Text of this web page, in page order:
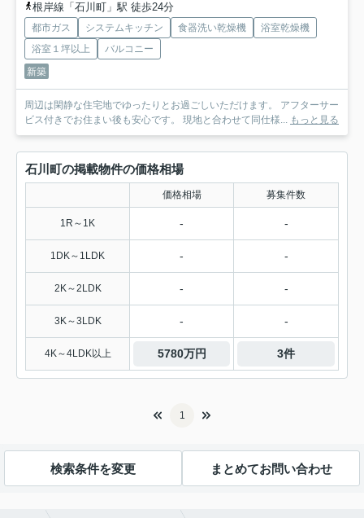
根岸線「石川町」駅 徒歩24分
都市ガス システムキッチン 食器洗い乾燥機
浴室乾燥機
浴室１坪以上
バルコニー
新築
周辺は閑静な住宅地でゆったりとお過ごしいただけます。 アフターサー
ビス付きでお住まい後も安心です。 現地と合わせて同仕様... もっと見る
石川町の掲載物件の価格相場
価格相場 募集件数
1R～1K - -
1DK～1LDK - -
2K～2LDK - -
3K～3LDK - -
4K～4LDK以上 5780万円 3件
1
検索条件を変更 まとめてお問い合わせ